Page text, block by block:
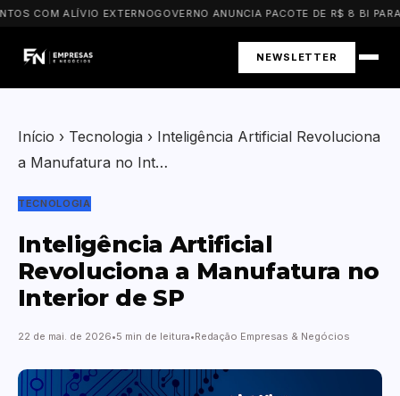
COM ALÍVIO EXTERNOGOVERNO ANUNCIA PACOTE DE R$ 8 BI PARA
NEWSLETTER
Início › Tecnologia › Inteligência Artificial Revoluciona
a Manufatura no Int…
TECNOLOGIA
Inteligência Artificial
Revoluciona a Manufatura no
Interior de SP
22 de mai. de 2026 5 min de leitura Redação Empresas & Negócios